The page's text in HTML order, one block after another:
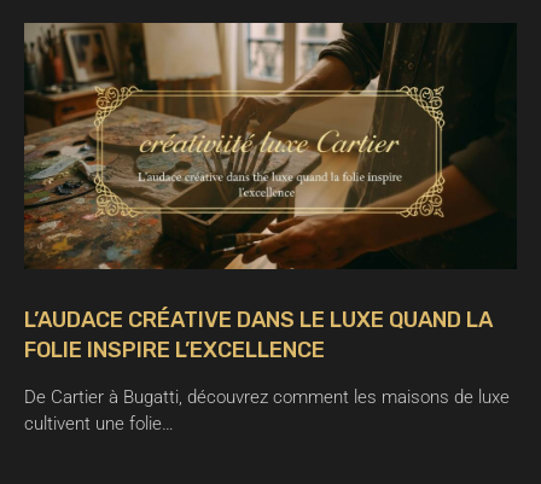
L’AUDACE CRÉATIVE DANS LE LUXE QUAND LA
FOLIE INSPIRE L’EXCELLENCE
De Cartier à Bugatti, découvrez comment les maisons de luxe
cultivent une folie…